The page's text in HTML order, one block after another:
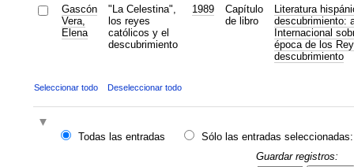
Gascón
Vera,
Elena
"La Celestina",
los reyes
católicos y el
descubrimiento
1989
Capítulo
de libro
Literatura
descubrimiento:
Internacional
época de los
descubrimiento
Seleccionar todo Deseleccionar todo
Todas las entradas
Sólo las entradas seleccionadas:
Guardar registros: